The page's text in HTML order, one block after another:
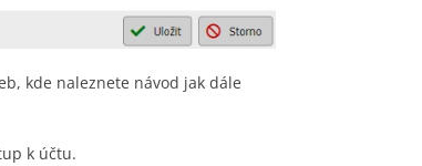
kde naleznete návod jak dále
k účtu.